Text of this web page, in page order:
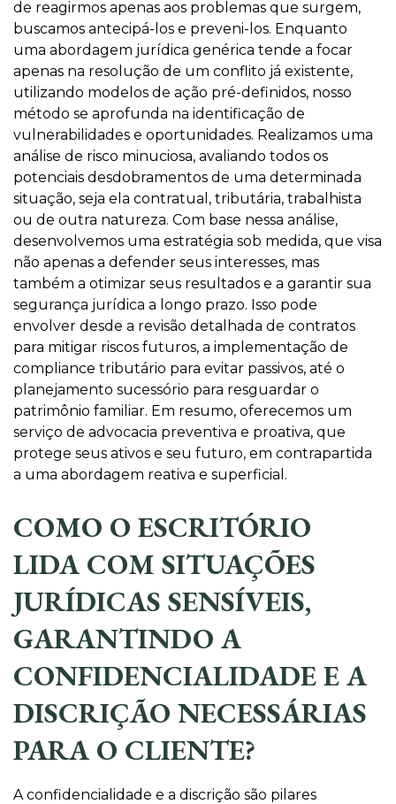
de reagirmos apenas aos problemas que surgem,
buscamos antecipá-los e preveni-los. Enquanto
uma abordagem jurídica genérica tende a focar
apenas na resolução de um conflito já existente,
utilizando modelos de ação pré-definidos, nosso
método se aprofunda na identificação de
vulnerabilidades e oportunidades. Realizamos uma
análise de risco minuciosa, avaliando todos os
potenciais desdobramentos de uma determinada
situação, seja ela contratual, tributária, trabalhista
ou de outra natureza. Com base nessa análise,
desenvolvemos uma estratégia sob medida, que visa
não apenas a defender seus interesses, mas
também a otimizar seus resultados e a garantir sua
segurança jurídica a longo prazo. Isso pode
envolver desde a revisão detalhada de contratos
para mitigar riscos futuros, a implementação de
compliance tributário para evitar passivos, até o
planejamento sucessório para resguardar o
patrimônio familiar. Em resumo, oferecemos um
serviço de advocacia preventiva e proativa, que
protege seus ativos e seu futuro, em contrapartida
a uma abordagem reativa e superficial.
COMO O ESCRITÓRIO
LIDA COM SITUAÇÕES
JURÍDICAS SENSÍVEIS,
GARANTINDO A
CONFIDENCIALIDADE E A
DISCRIÇÃO NECESSÁRIAS
PARA O CLIENTE?
A confidencialidade e a discrição são pilares